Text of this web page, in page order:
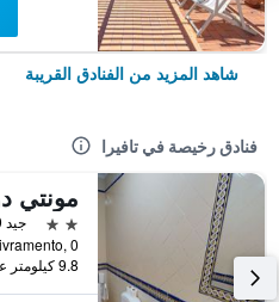
شاهد المزيد من الفنادق القريبة
فنادق رخيصة في تافيرا
2 نجمتين
جيد 7.9
9.8 كيلومتر عن وسط المدينة